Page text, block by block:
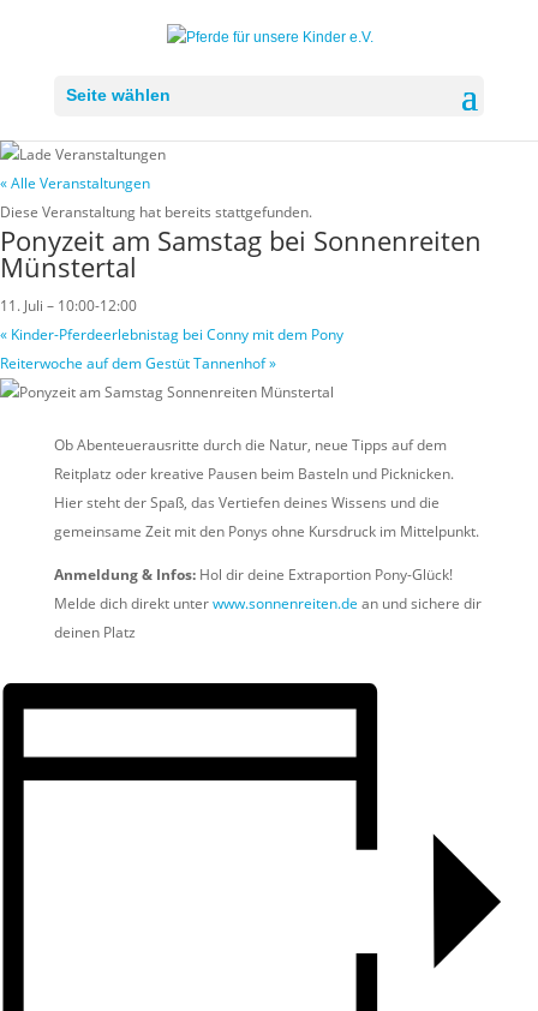
Seite wählen
« Alle Veranstaltungen
Diese Veranstaltung hat bereits stattgefunden.
Ponyzeit am Samstag bei Sonnenreiten
Münstertal
11. Juli – 10:00-12:00
« Kinder-Pferdeerlebnistag bei Conny mit dem Pony
Reiterwoche auf dem Gestüt Tannenhof»
Ob Abenteuerausritte durch die Natur, neue Tipps auf dem
Reitplatz oder kreative Pausen beim Basteln und Picknicken.
Hier steht der Spaß, das Vertiefen deines Wissens und die
gemeinsame Zeit mit den Ponys ohne Kursdruck im Mittelpunkt.
Anmeldung & Infos:Hol dir deine Extraportion Pony-Glück!
Melde dich direkt unterwww.sonnenreiten.de an und sichere dir
deinen Platz